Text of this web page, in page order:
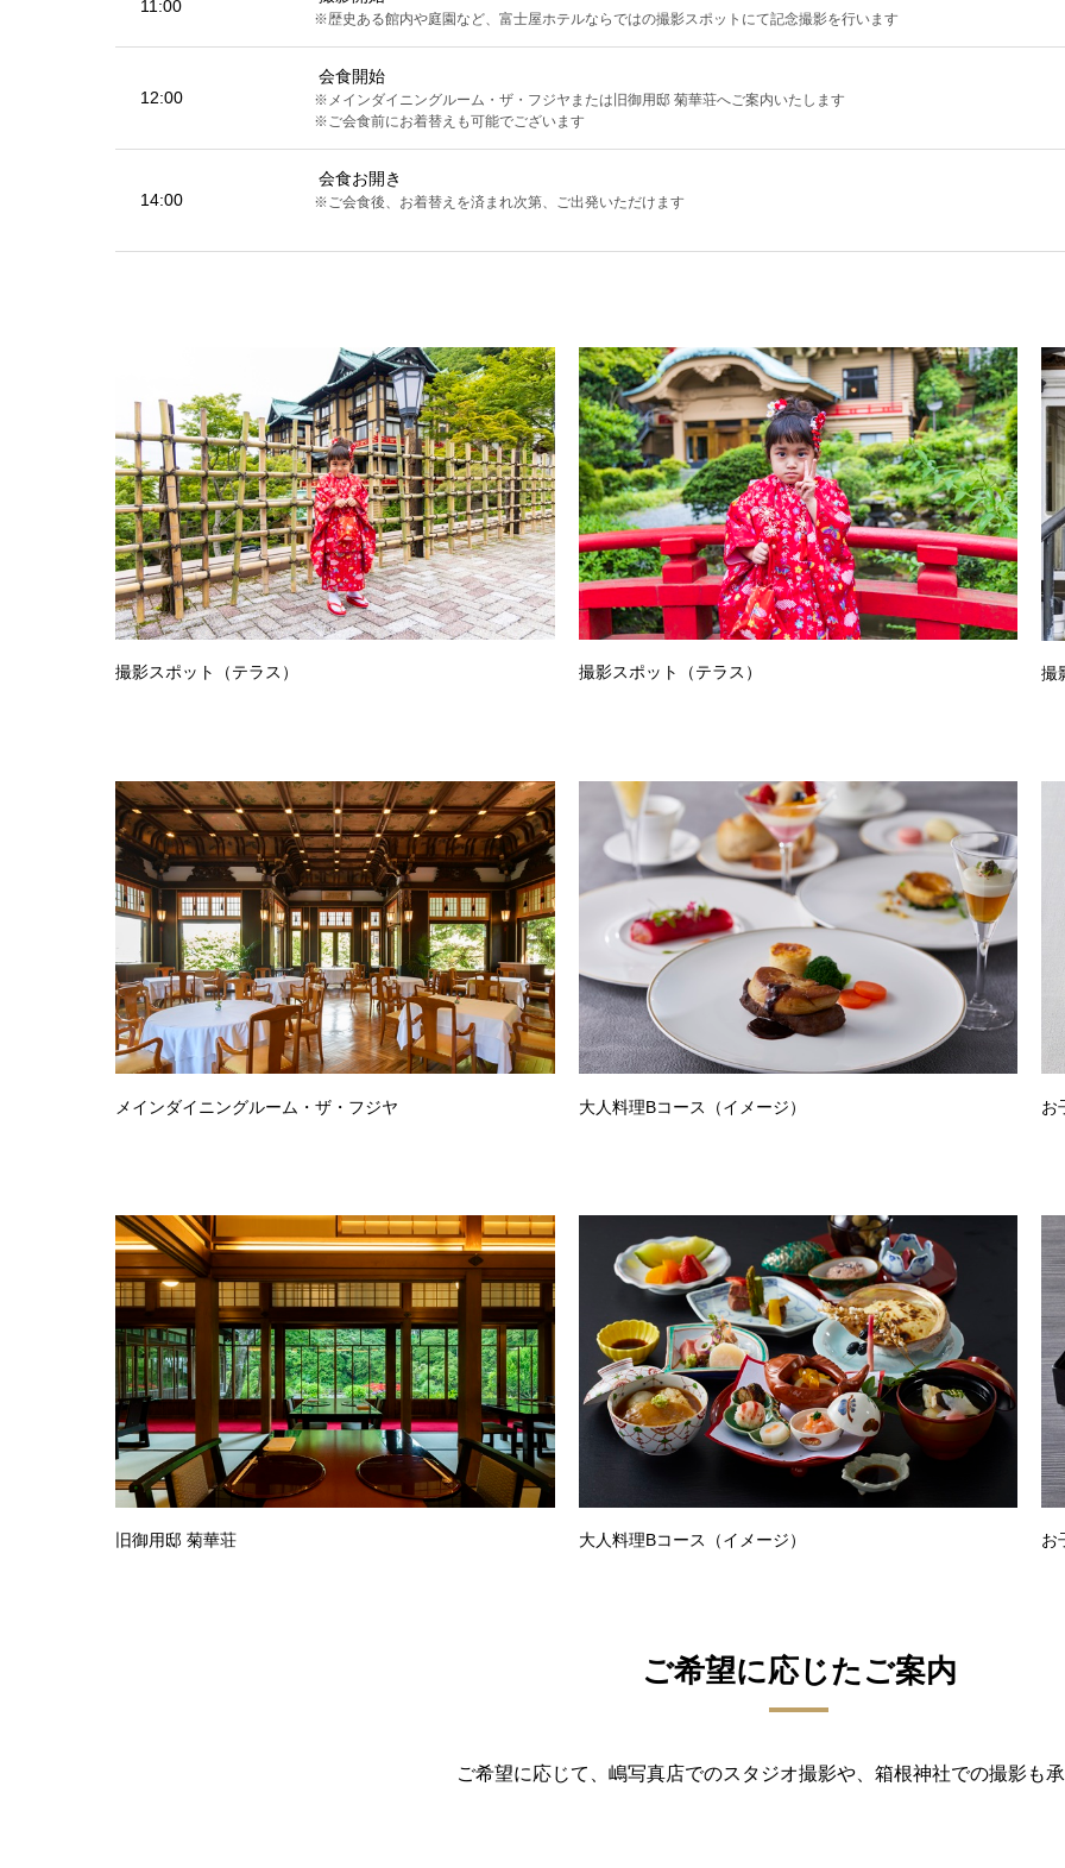
11:00
※歴史ある館内や庭園など、富士屋ホテルならではの撮影スポットにて記念撮影を行います
12:00
会食開始
※メインダイニングルーム・ザ・フジヤまたは旧御用邸 菊華荘へご案内いたします
※ご会食前にお着替えも可能でございます
14:00
会食お開き
※ご会食後、お着替えを済まれ次第、ご出発いただけます
撮影スポット（テラス） 撮影スポット（テラス） 撮
メインダイニングルーム・ザ・フジヤ 大人料理Bコース（イメージ） お
旧御用邸 菊華荘 大人料理Bコース（イメージ） お
ご希望に応じたご案内
ご希望に応じて、嶋写真店でのスタジオ撮影や、箱根神社での撮影も